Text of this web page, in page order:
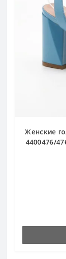
Женские
4400476/